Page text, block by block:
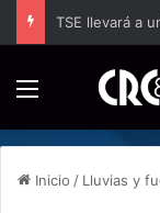
Inicio / Lluvias y